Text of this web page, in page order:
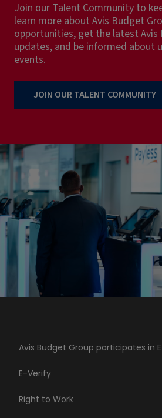
Join our Talent Community to
learn more about Avis Budget
opportunities, get the latest Avis
updates, and be informed about
events.
JOIN OUR TALENT COMMUNITY
Avis Budget Group participates in
E-Verify
Right to Work